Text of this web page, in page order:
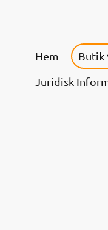
Hem Butik
Juridisk